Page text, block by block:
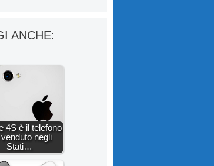
ANCHE:
4S è il telefono
negli
Stati…